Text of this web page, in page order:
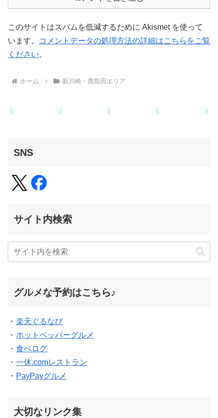
このサイトはスパムを低減するために Akismet を使って
います。
コメントデータの処理方法の詳細はこちらをご覧
ください。
ホーム 新川崎・鹿島田エリア
SNS
サイト内検索
グルメな予約はこちら♪
・ 楽天ぐるなび
・ ホットペッパーグルメ
・ 食べログ
・ 一休.comレストラン
・ PayPayグルメ
大切なリンク集